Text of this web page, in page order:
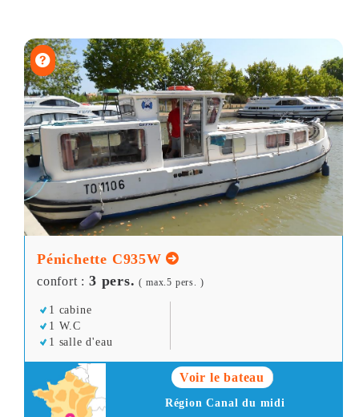
Pénichette C935W
confort : 3 pers. ( max.5 pers. )
1 cabine
1 W.C
1 salle d'eau
Voir le bateau
Région Canal du midi